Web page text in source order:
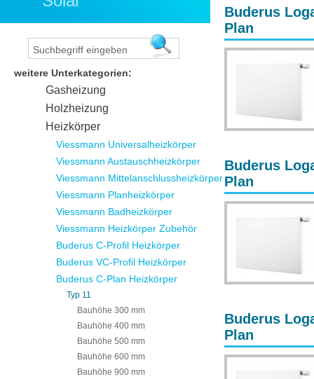
Buderus
Plan
Buderus
Plan
Buderus
Plan
weitere Unterkategorien:
Gasheizung
Holzheizung
Heizkörper
Viessmann Universalheizkörper
Viessmann Austauschheizkörper
Viessmann Mittelanschlussheizkörper
Viessmann Planheizkörper
Viessmann Badheizkörper
Viessmann Heizkörper Zubehör
Buderus C-Profil Heizkörper
Buderus VC-Profil Heizkörper
Buderus C-Plan Heizkörper
Typ 11
Bauhöhe 300 mm
Bauhöhe 400 mm
Bauhöhe 500 mm
Bauhöhe 600 mm
Bauhöhe 900 mm